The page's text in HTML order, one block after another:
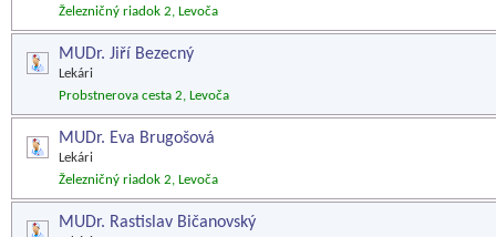
Železničný riadok 2, Levoča
MUDr. Jiří Bezecný
Lekári
Probstnerova cesta 2, Levoča
MUDr. Eva Brugošová
Lekári
Železničný riadok 2, Levoča
MUDr. Rastislav Bičanovský